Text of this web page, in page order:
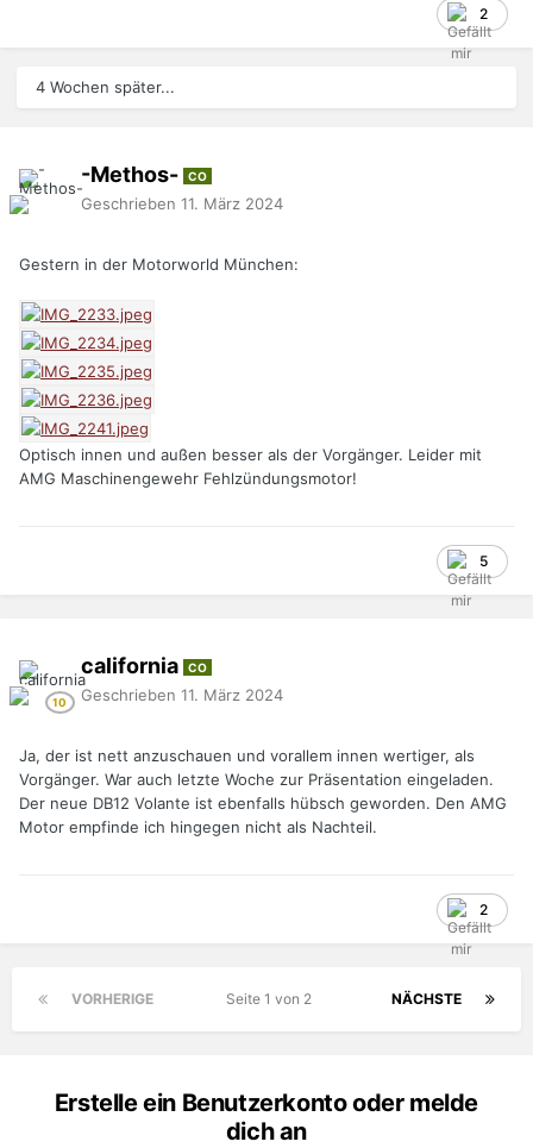
2
4 Wochen später...
-Methos- CO
Geschrieben 11. März 2024
Gestern in der Motorworld München:
Optisch innen und außen besser als der Vorgänger. Leider mit
AMG Maschinengewehr Fehlzündungsmotor!
5
california CO
Geschrieben 11. März 2024
Ja, der ist nett anzuschauen und vorallem innen wertiger, als
Vorgänger. War auch letzte Woche zur Präsentation eingeladen.
Der neue DB12 Volante ist ebenfalls hübsch geworden. Den AMG
Motor empfinde ich hingegen nicht als Nachteil.
2
VORHERIGE NÄCHSTE
Seite 1 von 2
Erstelle ein Benutzerkonto oder melde
dich an